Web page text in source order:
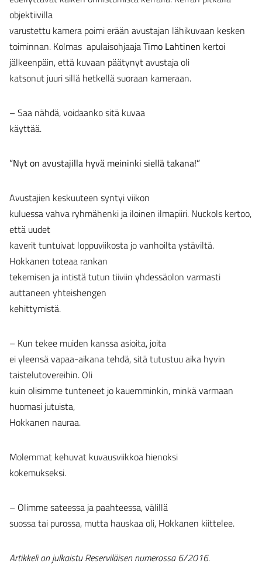
objektiivilla
varustettu kamera poimi erään avustajan lähikuvaan kesken
toiminnan. Kolmas apulaisohjaajaTimo Lahtinen kertoi
jälkeenpäin, että kuvaan päätynyt avustaja oli
katsonut juuri sillä hetkellä suoraan kameraan.
– Saa nähdä, voidaanko sitä kuvaa
käyttää.
”Nyt on avustajilla hyvä meininki siellä takana!”
Avustajien keskuuteen syntyi viikon
kuluessa vahva ryhmähenki ja iloinen ilmapiiri. Nuckols kertoo,
että uudet
kaverit tuntuivat loppuviikosta jo vanhoilta ystäviltä.
Hokkanen toteaa rankan
tekemisen ja intistä tutun tiiviin yhdessäolon varmasti
auttaneen yhteishengen
kehittymistä.
– Kun tekee muiden kanssa asioita, joita
ei yleensä vapaa-aikana tehdä, sitä tutustuu aika hyvin
taistelutovereihin. Oli
kuin olisimme tunteneet jo kauemminkin, minkä varmaan
huomasi jutuista,
Hokkanen nauraa.
Molemmat kehuvat kuvausviikkoa hienoksi
kokemukseksi.
– Olimme sateessa ja paahteessa, välillä
suossa tai purossa, mutta hauskaa oli, Hokkanen kiittelee.
Artikkeli on julkaistu Reserviläisen numerossa 6/2016.